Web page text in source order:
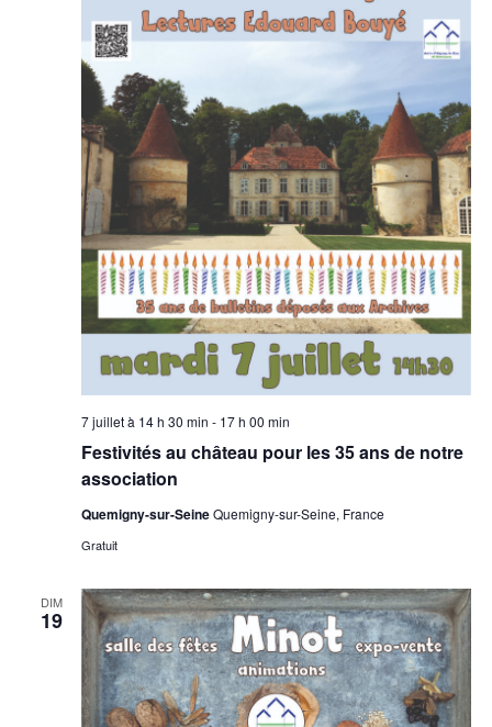
Festivités au château pour les 35 ans de notre
association
7 juillet à 14 h 30 min - 17 h 00 min
Quemigny-sur-SeineQuemigny-sur-Seine, France
Gratuit
DIM
19